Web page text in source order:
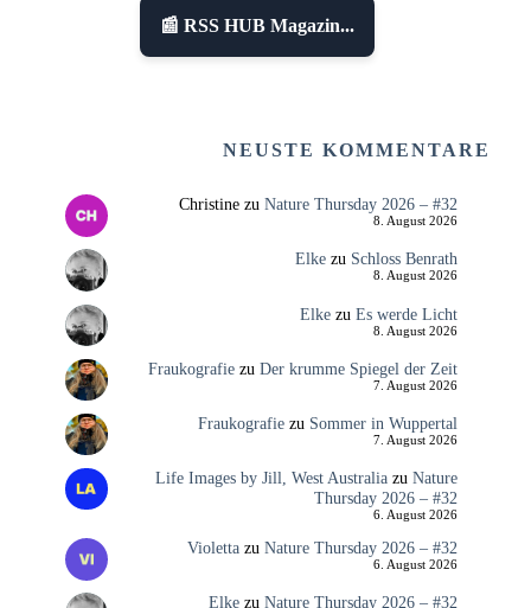
📰 RSS HUB Magazin...
NEUSTE KOMMENTARE
Christinezu Nature Thursday 2026 – #32
8. August 2026
Elkezu Schloss Benrath
8. August 2026
Elkezu Es werde Licht
8. August 2026
Fraukografiezu Der krumme Spiegel der Zeit
7. August 2026
Fraukografiezu Sommer in Wuppertal
7. August 2026
Life Images by Jill, West Australiazu Nature
Thursday 2026 – #32
6. August 2026
Violettazu Nature Thursday 2026 – #32
6. August 2026
Elkezu Nature Thursday 2026 – #32